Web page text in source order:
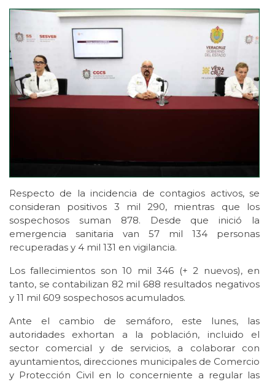
Respecto de la incidencia de contagios activos, se
consideran positivos 3 mil 290, mientras que los
sospechosos suman 878. Desde que inició la
emergencia sanitaria van 57 mil 134 personas
recuperadas y 4 mil 131 en vigilancia.
Los fallecimientos son 10 mil 346 (+ 2 nuevos), en
tanto, se contabilizan 82 mil 688 resultados negativos
y 11 mil 609 sospechosos acumulados.
Ante el cambio de semáforo, este lunes, las
autoridades exhortan a la población, incluido el
sector comercial y de servicios, a colaborar con
ayuntamientos, direcciones municipales de Comercio
y Protección Civil en lo concerniente a regular las